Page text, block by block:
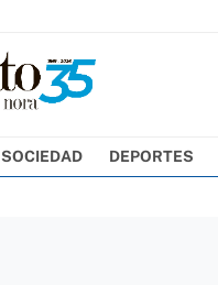
SOCIEDAD DEPORTES